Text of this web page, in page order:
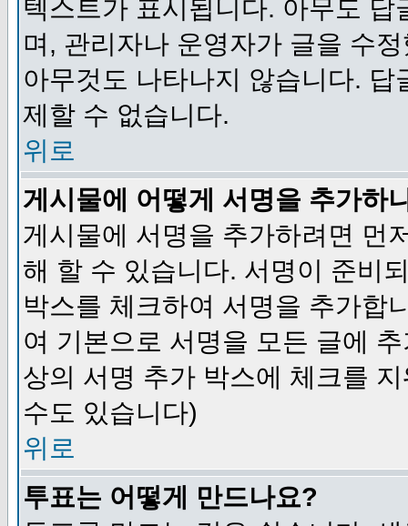
텍스트가 표시됩니다. 아무도
며, 관리자나 운영자가 글을 수
아무것도 나타나지 않습니다.
제할 수 없습니다.
위로
게시물에 어떻게 서명을 추가하
게시물에 서명을 추가하려면 먼
해 할 수 있습니다. 서명이 준비
박스를 체크하여 서명을 추가합
여 기본으로 서명을 모든 글에
상의 서명 추가 박스에 체크를
수도 있습니다)
위로
투표는 어떻게 만드나요?